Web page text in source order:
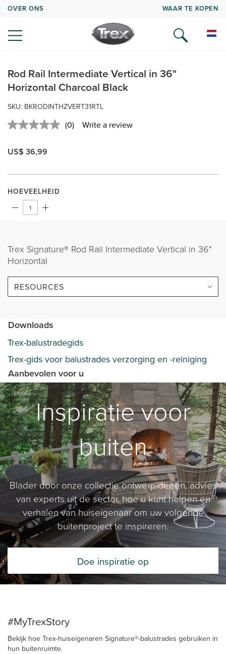
OVER ONS WAAR TE KOPEN
Rod Rail Intermediate Vertical in 36"
Horizontal Charcoal Black
SKU: BKRODINTHZVERT31RTL
No
(0) Write a review
US$ 36,99
HOEVEELHEID
Trex Signature® Rod Rail Intermediate Vertical in 36"
Horizontal
RESOURCES
Downloads
Trex-balustradegids
Trex-gids voor balustrades verzorging en -reiniging
Aanbevolen voor u
Inspiratie voor
buiten
Blader door onze collectie ontwerpideeën, advies
van experts uit de sector, hoe u kunt helpen en
verhalen van huiseigenaar om uw volgende
buitenproject te inspireren.
Doe inspiratie op
#MyTrexStory
Bekijk hoe Trex-huiseigenaren Signature®-balustrades gebruiken in
hun buitenruimte.